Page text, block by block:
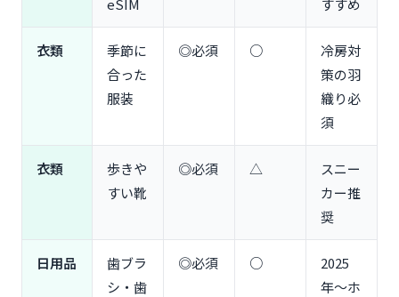
Q2. 現金はいくら持っていけばいいですか？
Q4. 台湾で日本の薬は買えますか？
Q5. SIMカードとeSIM、どちらがおすすめ？
Q6. 悠遊カード（EasyCard）は事前に買うべき？
旅行スタイル別おすすめまとめ
台湾旅行準備の3つのポイント
eSIM
すすめ
衣類
季節に
合った
服装
◎必須 ○
冷房対
策の羽
織り必
須
衣類
歩きや
すい靴
◎必須 △
スニー
カー推
奨
日用品
歯ブラ
シ・歯
◎必須 ○
2025
年〜ホ